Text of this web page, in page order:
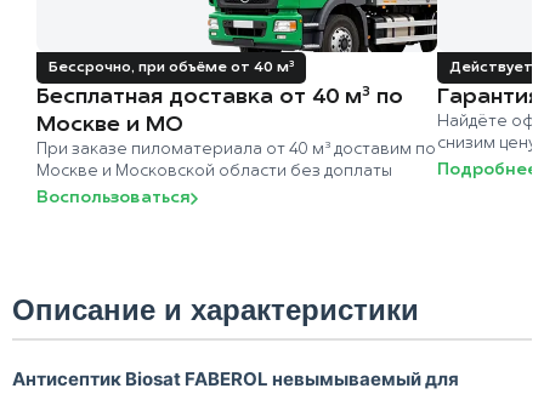
Бессрочно, при объёме от 40 м³
Бесплатная доставка от 40 м³ по
Москве и МО
При заказе пиломатериала от 40 м³ доставим по
Москве и Московской области без доплаты
Воспользоваться
Действует
Найдёте
снизим
Подробнее
Описание и характеристики
Антисептик Biosat FABEROL невымываемый для